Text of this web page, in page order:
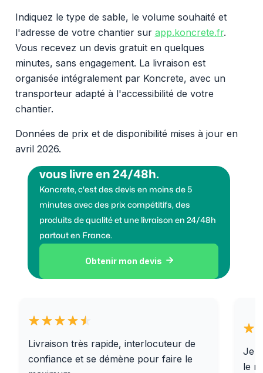
Indiquez le type de sable, le volume souhaité et
l'adresse de votre chantier sur app.koncrete.fr.
Vous recevez un devis gratuit en quelques
minutes, sans engagement. La livraison est
organisée intégralement par Koncrete, avec un
transporteur adapté à l'accessibilité de votre
chantier.
Données de prix et de disponibilité mises à jour en
avril 2026.
vous livre en 24/48h.
Koncrete, c'est des devis en moins de 5
minutes avec des prix compétitifs, des
produits de qualité et une livraison en 24/48h
partout en France.
Obtenir mon devis 
Livraison très rapide, interlocuteur de
confiance et se démène pour faire le
Je
le